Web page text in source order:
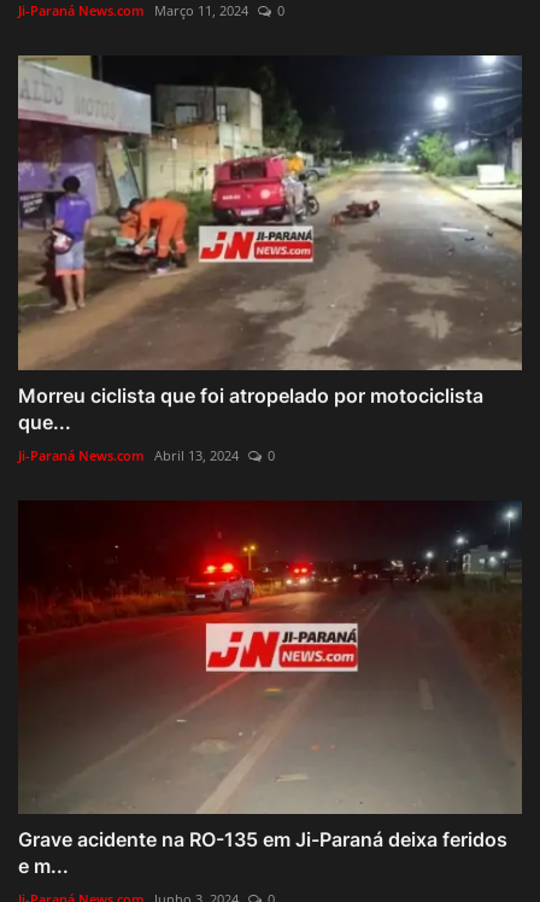
Ji-Paraná News.com Março 11, 2024 0
Morreu ciclista que foi atropelado por motociclista
que...
Ji-Paraná News.com Abril 13, 2024 0
Grave acidente na RO-135 em Ji-Paraná deixa feridos
e m...